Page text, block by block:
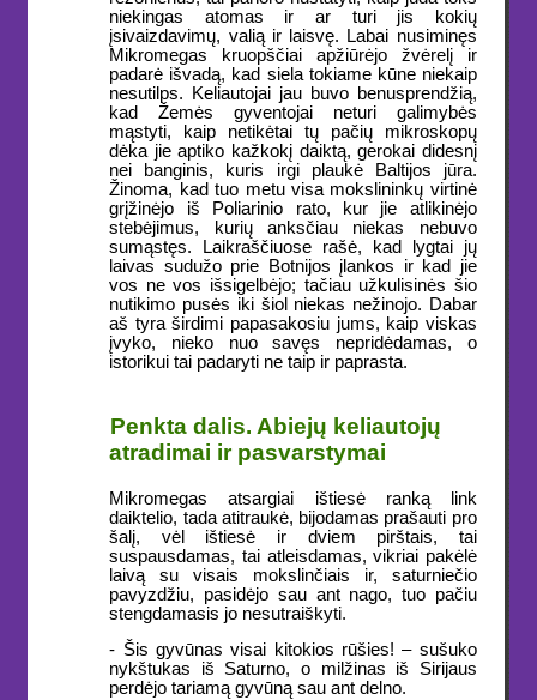
niekingas atomas ir ar turi jis kokių
įsivaizdavimų, valią ir laisvę. Labai nusiminęs
Mikromegas kruopščiai apžiūrėjo žvėrelį ir
padarė išvadą, kad siela tokiame kūne niekaip
nesutilps. Keliautojai jau buvo benusprendžią,
kad Žemės gyventojai neturi galimybės
mąstyti, kaip netikėtai tų pačių mikroskopų
dėka jie aptiko kažkokį daiktą, gerokai didesnį
nei banginis, kuris irgi plaukė Baltijos jūra.
Žinoma, kad tuo metu visa mokslininkų virtinė
grįžinėjo iš Poliarinio rato, kur jie atlikinėjo
stebėjimus, kurių anksčiau niekas nebuvo
sumąstęs. Laikraščiuose rašė, kad lygtai jų
laivas sudužo prie Botnijos įlankos ir kad jie
vos ne vos išsigelbėjo; tačiau užkulisinės šio
nutikimo pusės iki šiol niekas nežinojo. Dabar
aš tyra širdimi papasakosiu jums, kaip viskas
įvyko, nieko nuo savęs nepridėdamas, o
istorikui tai padaryti ne taip ir paprasta.
Penkta dalis. Abiejų keliautojų
atradimai ir pasvarstymai
Mikromegas atsargiai ištiesė ranką link
daiktelio, tada atitraukė, bijodamas prašauti pro
šalį, vėl ištiesė ir dviem pirštais, tai
suspausdamas, tai atleisdamas, vikriai pakėlė
laivą su visais mokslinčiais ir, saturniečio
pavyzdžiu, pasidėjo sau ant nago, tuo pačiu
stengdamasis jo nesutraiškyti.
- Šis gyvūnas visai kitokios rūšies! – sušuko
nykštukas iš Saturno, o milžinas iš Sirijaus
perdėjo tariamą gyvūną sau ant delno.